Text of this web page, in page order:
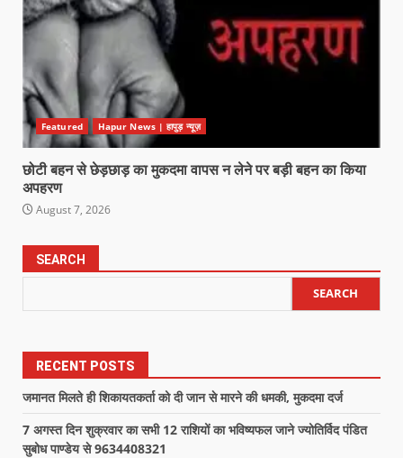
Featured Hapur News | हापुड़ न्यूज़
छोटी बहन से छेड़छाड़ का मुकदमा वापस न लेने पर बड़ी बहन का किया
अपहरण
August 7, 2026
SEARCH
SEARCH
RECENT POSTS
जमानत मिलते ही शिकायतकर्ता को दी जान से मारने की धमकी, मुकदमा दर्ज
7 अगस्त दिन शुक्रवार का सभी 12 राशियों का भविष्यफल जाने ज्योतिर्विद पंडित
सुबोध पाण्डेय से 9634408321